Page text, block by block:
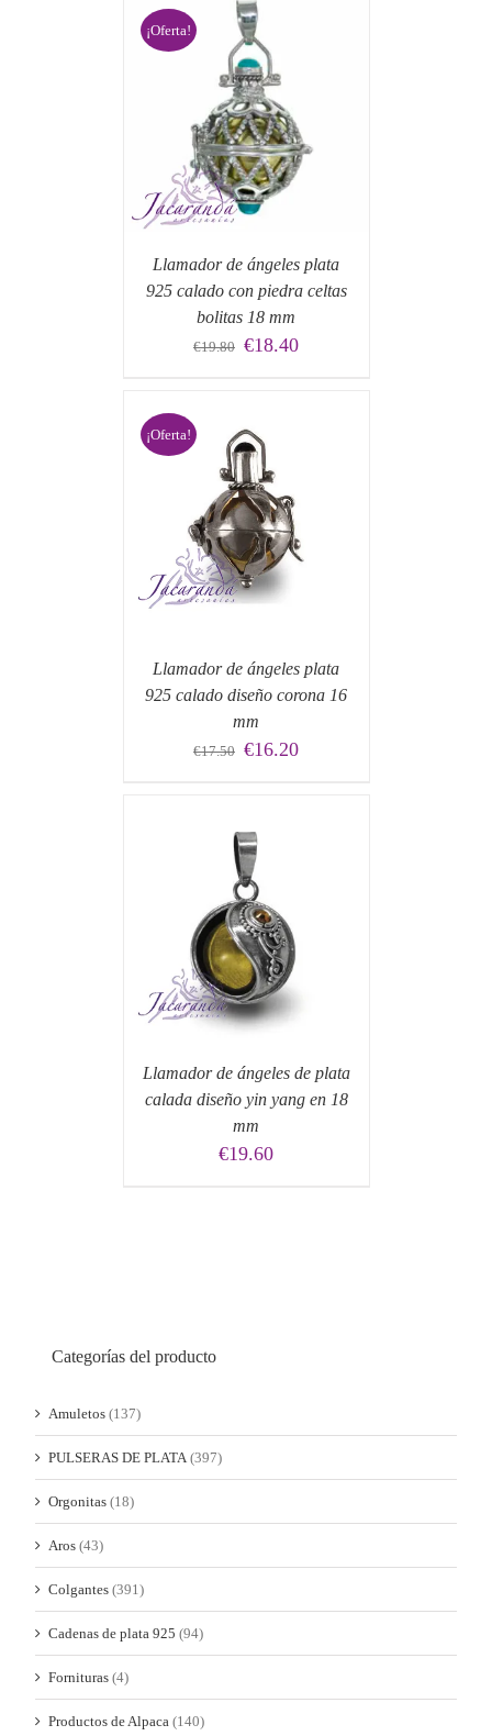
¡Oferta!
Llamador de ángeles plata
925 calado con piedra celtas
bolitas 18 mm
€19.80 El
€18.40El
¡Oferta!
Llamador de ángeles plata
925 calado diseño corona 16
mm
€17.50 El
€16.20El
Llamador de ángeles de plata
calada diseño yin yang en 18
mm
€19.60
Categorías del producto
Amuletos (137)
PULSERAS DE PLATA (397)
Orgonitas (18)
Aros (43)
Colgantes (391)
Cadenas de plata 925 (94)
Fornituras (4)
Productos de Alpaca (140)